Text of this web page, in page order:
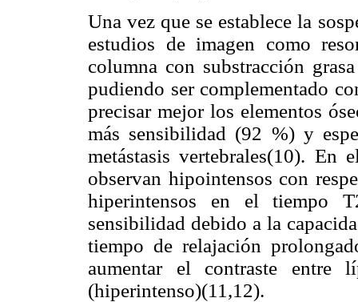
Una vez que se establece la
estudios de imagen como
columna con substracción
pudiendo ser complementado
precisar mejor los elementos
más sensibilidad (92 %) y
metástasis vertebrales(10).
observan hipointensos con
hiperintensos en el tiempo
sensibilidad debido a la
tiempo de relajación
aumentar el contraste entre
(hiperintenso)(11,12).